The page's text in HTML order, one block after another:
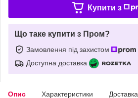
Купити з
Що таке купити з Пром?
Замовлення під захистом
Доступна доставка
Опис Характеристики Доставка